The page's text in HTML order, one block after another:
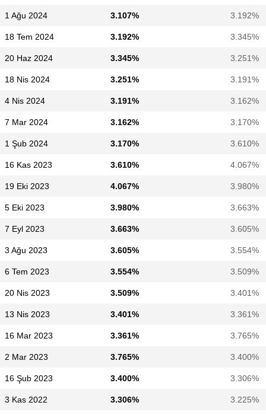
1 Ağu 2024 3.107% 3.192%
18 Tem 2024 3.192% 3.345%
20 Haz 2024 3.345% 3.251%
18 Nis 2024 3.251% 3.191%
4 Nis 2024 3.191% 3.162%
7 Mar 2024 3.162% 3.170%
1 Şub 2024 3.170% 3.610%
16 Kas 2023 3.610% 4.067%
19 Eki 2023 4.067% 3.980%
5 Eki 2023 3.980% 3.663%
7 Eyl 2023 3.663% 3.605%
3 Ağu 2023 3.605% 3.554%
6 Tem 2023 3.554% 3.509%
20 Nis 2023 3.509% 3.401%
13 Nis 2023 3.401% 3.361%
16 Mar 2023 3.361% 3.765%
2 Mar 2023 3.765% 3.400%
16 Şub 2023 3.400% 3.306%
3 Kas 2022 3.306% 3.225%